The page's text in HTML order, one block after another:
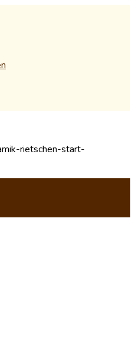
rietschen-start-